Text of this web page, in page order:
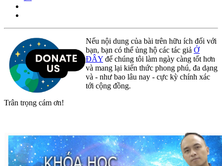
Nếu nội dung của bài trên hữu ích đối với
bạn, bạn có thể ủng hộ các tác giả Ở
ĐÂY để chúng tôi làm ngày càng tốt hơn
và mang lại kiến thức phong phú, đa dạng
và - như bao lâu nay - cực kỳ chính xác
tới cộng đồng.
Trân trọng cám ơn!